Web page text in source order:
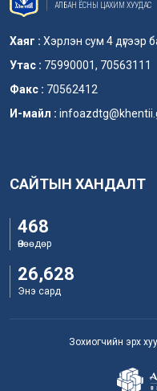
АЛБАН ЁСНЫ ЦАХИМ ХУУДАС
Хаяг : Хэрлэн сум 4 дүгээр
Утас : 75990001, 70563111
Факс : 70562412
И-майл :
САЙТЫН ХАНДАЛТ
468
Өнөөдөр
26,628
Энэ сард
Зохиогчийн эрх